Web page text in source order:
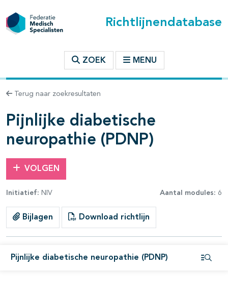
Richtlijnendatabase
ZOEK MENU
Terug naar zoekresultaten
Pijnlijke diabetische
neuropathie (PDNP)
VOLGEN
Initiatief: NIV Aantal modules: 6
Bijlagen Download richtlijn
Pijnlijke diabetische neuropathie (PDNP)
binnen deze richtlijn